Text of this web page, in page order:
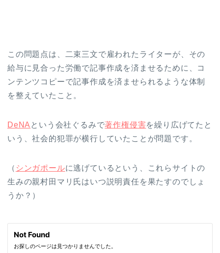
この問題点は、二束三文で雇われたライターが、その
給与に見合った労働で記事作成を済ませるために、コ
ンテンツコピーで記事作成を済ませられるような体制
を整えていたこと。
DeNA という会社ぐるみで著作権侵害を繰り広げてたと
いう、社会的犯罪が横行していたことが問題です。
（ シンガポールに逃げているという、これらサイトの
生みの親村田マリ氏はいつ説明責任を果たすのでしょ
うか？）